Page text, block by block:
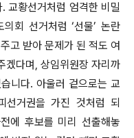
교황선거처럼 엄격한 비밀
회 선거처럼 ‘선물’ 논란
고 받아 문제가 된 적도 여
겠다며, 상임위원장 자리까
니다. 아울러 겉으로는 교
선거권을 가진 것처럼 되
에 후보를 미리 선출해놓